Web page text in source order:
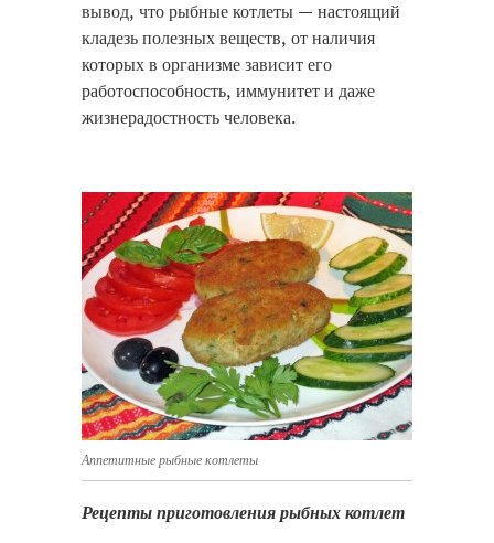
вывод, что рыбные котлеты — настоящий
кладезь полезных веществ, от наличия
которых в организме зависит его
работоспособность, иммунитет и даже
жизнерадостность человека.
Аппетитные рыбные котлеты
Рецепты приготовления рыбных котлет